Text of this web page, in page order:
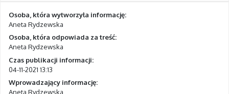
Osoba, która wytworzyła informację:
Aneta Rydzewska
Osoba, która odpowiada za treść:
Aneta Rydzewska
Czas publikacji informacji:
04-11-2021 13:13
Wprowadzający informację:
Aneta Rydzewska